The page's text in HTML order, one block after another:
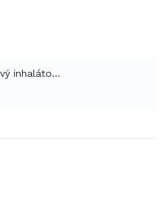
Návod - Kompresorový inhalátor Rossmax NB 60 (PDF)